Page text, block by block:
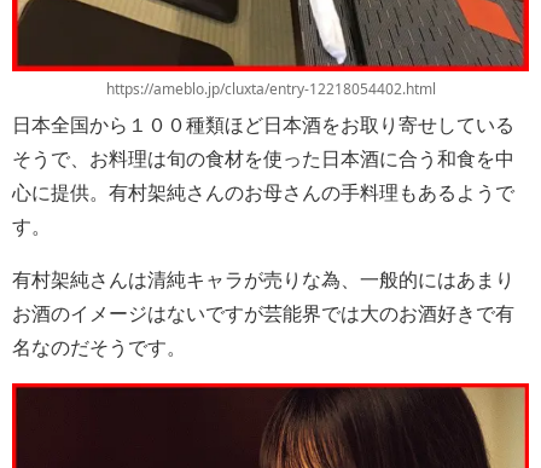
https://ameblo.jp/cluxta/entry-12218054402.html
日本全国から１００種類ほど日本酒をお取り寄せしている
そうで、お料理は旬の食材を使った日本酒に合う和食を中
心に提供。有村架純さんのお母さんの手料理もあるようで
す。
有村架純さんは清純キャラが売りな為、一般的にはあまり
お酒のイメージはないですが芸能界では大のお酒好きで有
名なのだそうです。